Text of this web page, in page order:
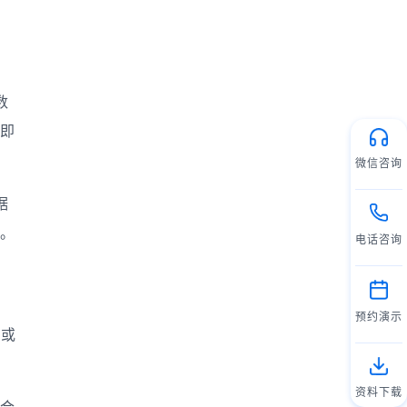
微信咨询
电话咨询
预约演示
资料下载